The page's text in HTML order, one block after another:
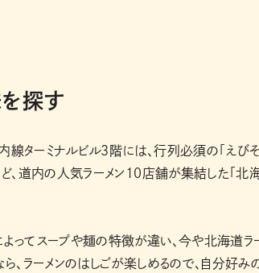
を探す
ターミナルビル３階には、行列必須の「えび
ど、道内の人気ラーメン10店舗が集結した「北
ってスープや麺の特徴が違い、今や北海道ラ
、ラーメンのはしごが楽しめるので、自分好み